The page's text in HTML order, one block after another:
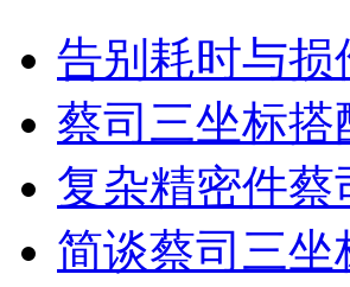
告别耗时与损
蔡司三坐标搭
复杂精密件蔡
简谈蔡司三坐